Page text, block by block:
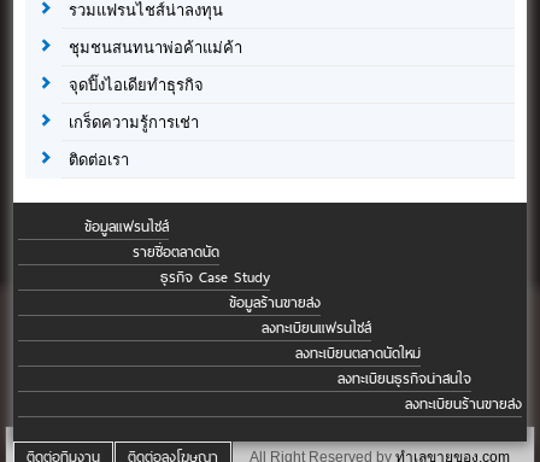
รวมแฟรนไชส์น่าลงทุน
ชุมชนสนทนาพ่อค้าแม่ค้า
จุดปิ๊งไอเดียทำธุรกิจ
เกร็ดความรู้การเช่า
ติดต่อเรา
ข้อมูลแฟรนไชส์
รายชื่อตลาดนัด
ธุรกิจ Case Study
ข้อมูลร้านขายส่ง
ลงทะเบียนแฟรนไชส์
ลงทะเบียนตลาดนัดใหม่
ลงทะเบียนธุรกิจน่าสนใจ
ลงทะเบียนร้านขายส่ง
All Right Reserved by ทำเลขายของ.com